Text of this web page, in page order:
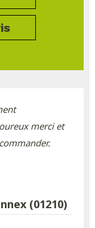
merci et
(01210)